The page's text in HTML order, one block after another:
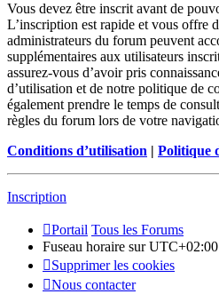
Vous devez être inscrit avant de
L’inscription est rapide et vous offre
administrateurs du forum peuvent
supplémentaires aux utilisateurs
assurez-vous d’avoir pris
d’utilisation et de notre politique de
également prendre le temps de
règles du forum lors de votre
Conditions d’utilisation | Politique
Inscription
Portail Tous les Forums
Fuseau horaire surUTC+02:00
Supprimer les cookies
Nous contacter